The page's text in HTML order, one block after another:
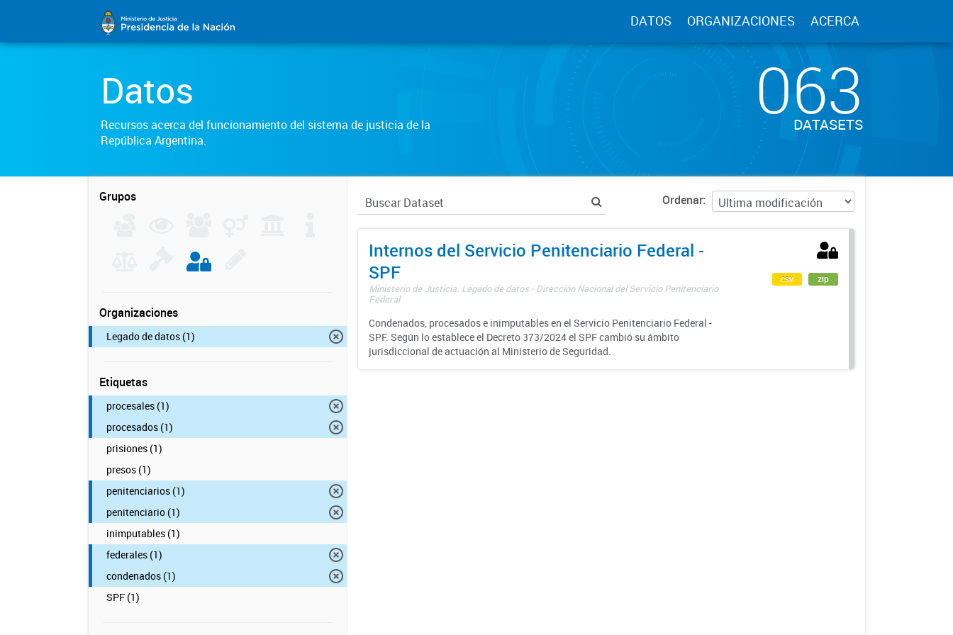
DATOS ORGANIZACIONES ACERCA
Datos
Recursos acerca del funcionamiento del sistema de justicia de la
República Argentina.
063
DATASETS
Grupos
Organizaciones
Legado de datos (1)
Etiquetas
procesales (1)
procesados (1)
prisiones (1)
presos (1)
penitenciarios (1)
penitenciario (1)
inimputables (1)
federales (1)
condenados (1)
SPF (1)
Ordenar
Internos del Servicio Penitenciario Federal -
SPF
Ministerio de Justicia. Legado de datos - Dirección Nacional del Servicio Penitenciario
Federal
Condenados, procesados e inimputables en el Servicio Penitenciario Federal -
SPF. Según lo establece el Decreto 373/2024 el SPF cambió su ámbito
jurisdiccional de actuación al Ministerio de Seguridad.
csv zip